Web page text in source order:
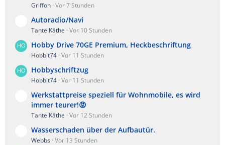
Griffon Vor 7 Stunden
Autoradio/Navi
Tante Käthe Vor 10 Stunden
Hobby Drive 70GE Premium, Heckbeschriftung
Hobbit74 Vor 11 Stunden
Hobbyschriftzug
Hobbit74 Vor 11 Stunden
Werkstattpreise speziell für Wohnmobile, es wird
immer teurer!😡
Tante Käthe Vor 12 Stunden
Wasserschaden über der Aufbautür.
Webbs Vor 13 Stunden